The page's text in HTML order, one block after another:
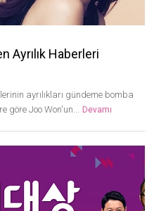
Ayrılık Haberleri
ayrılıkları gündeme bomba
göre Joo Won'un... Devamı